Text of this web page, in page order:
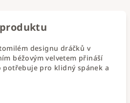
designu dráčků v
béžovým velvetem přináší
potřebuje pro klidný spánek a